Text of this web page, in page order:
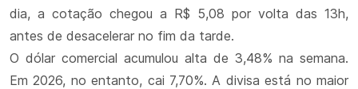
dia, a cotação chegou a R$ 5,08 por volta das 13h,
antes de desacelerar no fim da tarde.
O dólar comercial acumulou alta de 3,48% na semana.
Em 2026, no entanto, cai 7,70%. A divisa está no maior